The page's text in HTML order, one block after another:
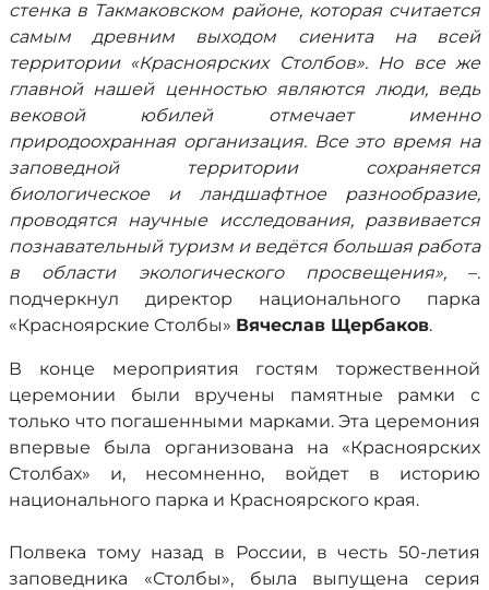
стенка в Такмаковском районе, которая считается
самым древним выходом сиенита на всей
территории «Красноярских Столбов». Но все же
главной нашей ценностью являются люди, ведь
вековой юбилей отмечает именно
природоохранная организация. Все это время на
заповедной территории сохраняется
биологическое и ландшафтное разнообразие,
проводятся научные исследования, развивается
познавательный туризм и ведётся большая работа
в области экологического просвещения»,–.
подчеркнул директор национального парка
«Красноярские Столбы» Вячеслав Щербаков.
В конце мероприятия гостям торжественной
церемонии были вручены памятные рамки с
только что погашенными марками. Эта церемония
впервые была организована на «Красноярских
Столбах» и, несомненно, войдет в историю
национального парка и Красноярского края.
Полвека тому назад в России, в честь 50-летия
заповедника «Столбы», была выпущена серия